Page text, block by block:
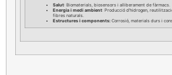
Salut: Biomaterials, biosensors i alliberament de fàrmacs.
Energia i medi ambient: Producció d’hidrogen,
fibres naturals.
Estructures i components: Corrosió, materials durs i